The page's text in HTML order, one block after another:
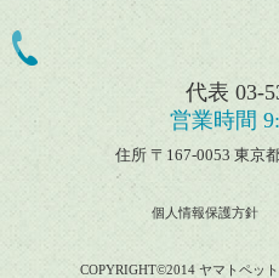
代表 03-
営業時間
住所 〒167-0053 東京
個人情報保護方針
COPYRIGHT©2014 ヤマトペッ